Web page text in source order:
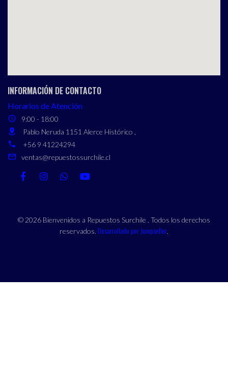
INFORMACIÓN DE CONTACTO
Horarios de Atención
9:00 - 18:00
Pablo Neruda 1151 Alerce Histórico ,
+56 9 41224294
ventas@repuestossurchile.cl
© 2026 Bienvenidos a Repuestos Surchile . Todos los derechos
reservados. Desarrollado por Jumpseller.